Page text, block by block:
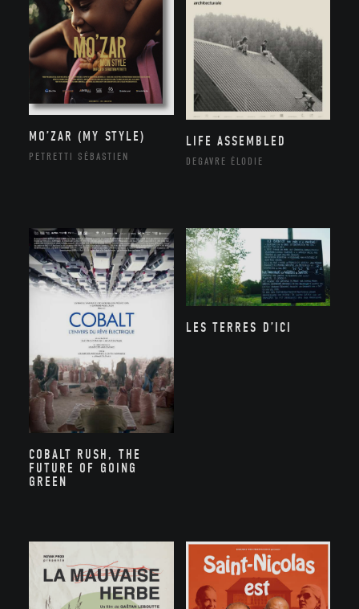
MO’ZAR (MY STYLE)
PETRETTI SÉBASTIEN
LIFE ASSEMBLED
DEGAVRE ÉLODIE
COBALT RUSH, THE
FUTURE OF GOING
GREEN
LES TERRES D’ICI